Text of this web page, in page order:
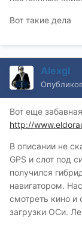
Вот такие дела
Alexgl
Вот еще
http://
В описании не
GPS и слот под
получился
навигатором.
смотреть кино
загрузки ОСи.